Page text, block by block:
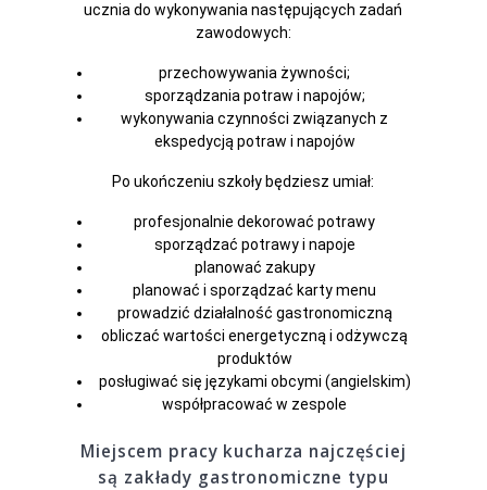
ucznia do wykonywania następujących zadań
zawodowych:
przechowywania żywności;
sporządzania potraw i napojów;
wykonywania czynności związanych z
ekspedycją potraw i napojów
Po ukończeniu szkoły będziesz umiał:
profesjonalnie dekorować potrawy
sporządzać potrawy i napoje
planować zakupy
planować i sporządzać karty menu
prowadzić działalność gastronomiczną
obliczać wartości energetyczną i odżywczą
produktów
posługiwać się językami obcymi (angielskim)
współpracować w zespole
Miejscem pracy kucharza najczęściej
są zakłady gastronomiczne typu